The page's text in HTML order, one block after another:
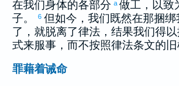
在我们身体的各部分 a 做工，以致
子。
6 但如今，我们既然在那捆
了，就脱离了律法，结果我们得
式来服事，而不按照律法条文的旧
罪藉着诫命